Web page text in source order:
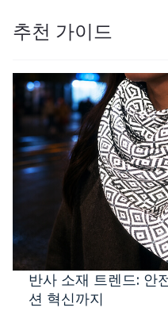
추천 가이드
반사 소재 트렌드: 안
션 혁신까지